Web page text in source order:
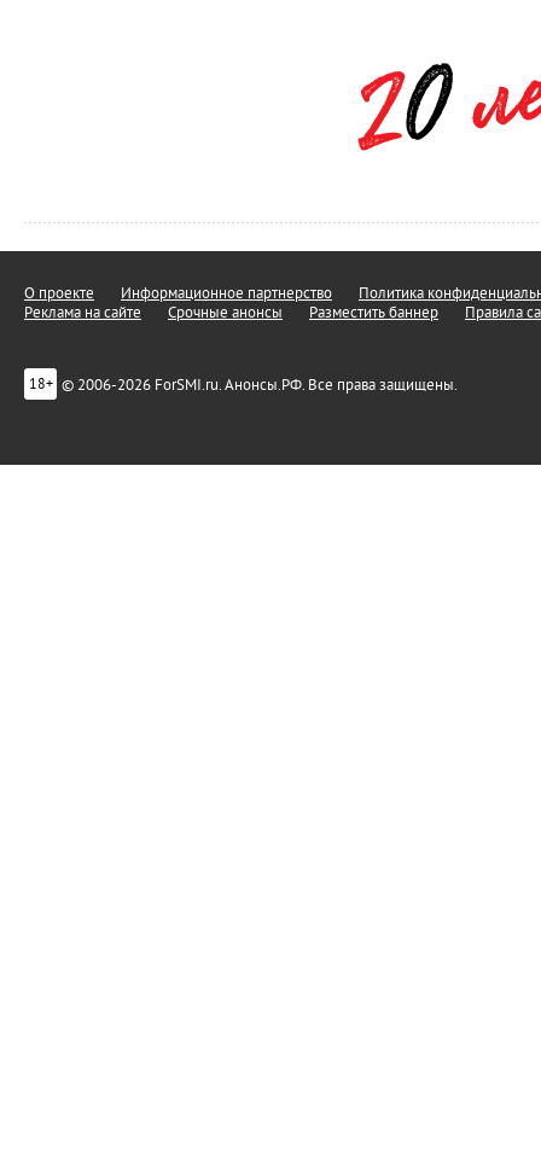
О проекте Информационное партнерство
Политика
Реклама на сайте
Срочные анонсы Разместить баннер Правила
18+ © 2006-2026 ForSMI.ru. Анонсы.РФ. Все права защищены.